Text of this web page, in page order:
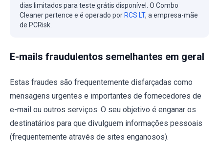
dias limitados para teste grátis disponível. O Combo
Cleaner pertence e é operado por RCS LT, a empresa-mãe
de PCRisk.
E-mails fraudulentos semelhantes em geral
Estas fraudes são frequentemente disfarçadas como
mensagens urgentes e importantes de fornecedores de
e-mail ou outros serviços. O seu objetivo é enganar os
destinatários para que divulguem informações pessoais
(frequentemente através de sites enganosos).